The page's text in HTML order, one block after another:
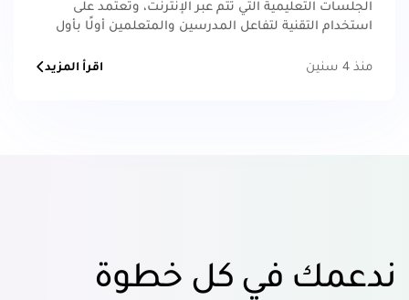
الجلسات التعليمية التي تتم عبر الإنترنت، وتعتمد على
استخدام التقنية لتفاعل المدرسين والمتعلمين أولًا بأول
منذ 4 سنين اقرأ المزيد
ندعمك في كل خطوة